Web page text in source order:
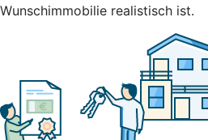
Wunschimmobilie realistisch ist.